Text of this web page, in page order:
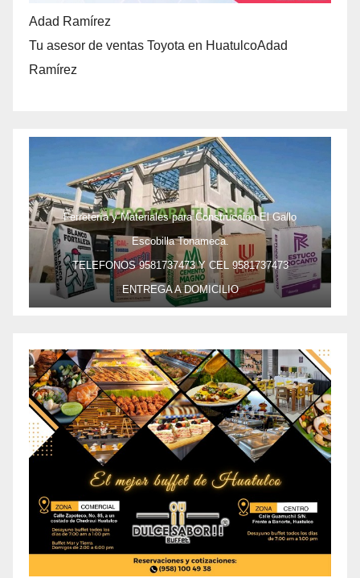
Adad Ramírez
Tu asesor de ventas Toyota en HuatulcoAdad
Ramírez
Ferretería y Materiales para Construcción El Gallo
Escobilla Tonameca.
TELEFONOS 9581737473 Y CEL 9581737473
ENTREGA A DOMICILIO